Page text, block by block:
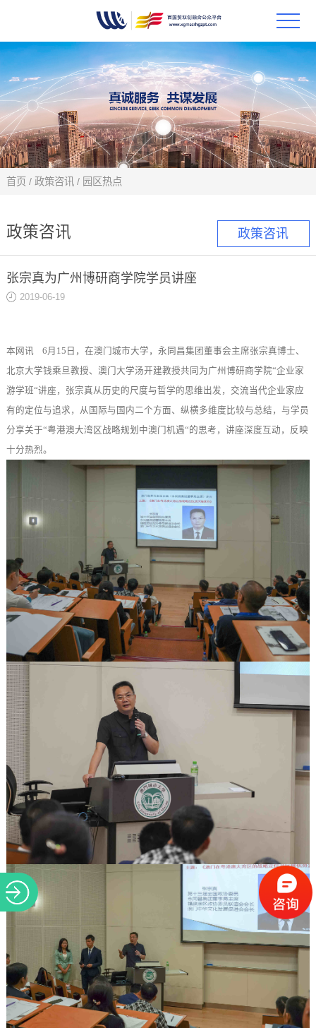
首页
政策
科技
合作
政策咨讯
首页 / 政策咨讯 / 园区热点
政策咨讯
张宗真为广州博研商学院学员讲座
2019-06-19
本网讯 6月15日，在澳门城市大学，永同昌集团董事会主席张宗真博士、
北京大学钱乘旦教授、澳门大学汤开建教授共同为广州博研商学院“企业家
游学班“讲座，张宗真从历史的尺度与哲学的思维出发，交流当代企业家应
有的定位与追求，从国际与国内二个方面、纵横多维度比较与总结，与学员
分享关于“粤港澳大湾区战略规划中澳门机遇“的思考，讲座深度互动，反映
十分热烈。